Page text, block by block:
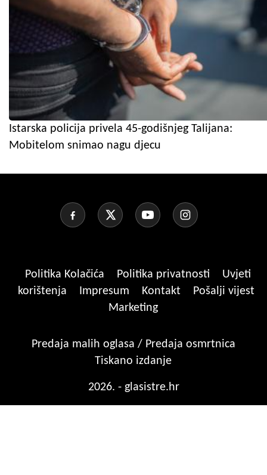
Istarska policija privela 45-godišnjeg Talijana:
Mobitelom snimao nagu djecu
Politika Kolačića Politika privatnosti
Uvjeti
korištenja
Impresum Kontakt
Pošalji vijest
Marketing
Predaja malih oglasa / Predaja osmrtnica
Tiskano izdanje
2026. - glasistre.hr